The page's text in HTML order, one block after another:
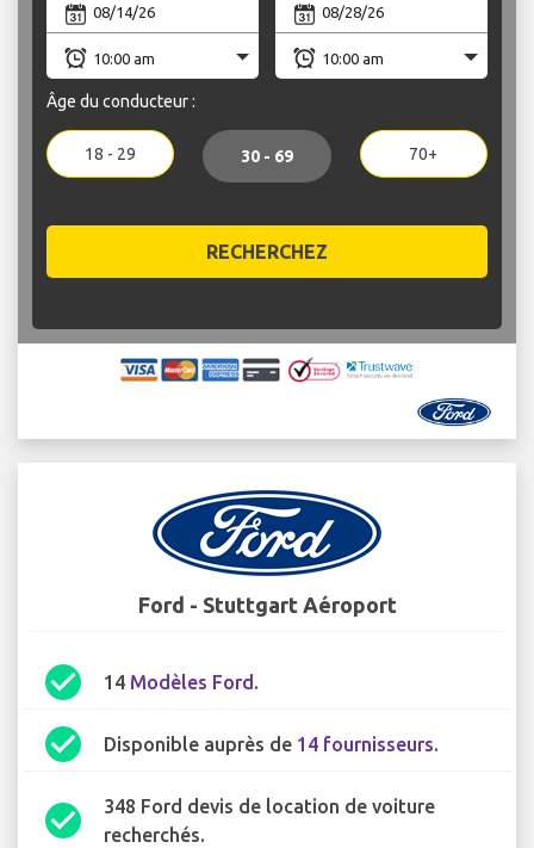
Âge du conducteur :
18 - 29 30 - 69 70+
RECHERCHEZ
Ford - Stuttgart Aéroport
check_circle 14 Modèles Ford.
check_circle Disponible auprès de 14 fournisseurs.
check_circle
348 Ford devis de location de voiture
recherchés.